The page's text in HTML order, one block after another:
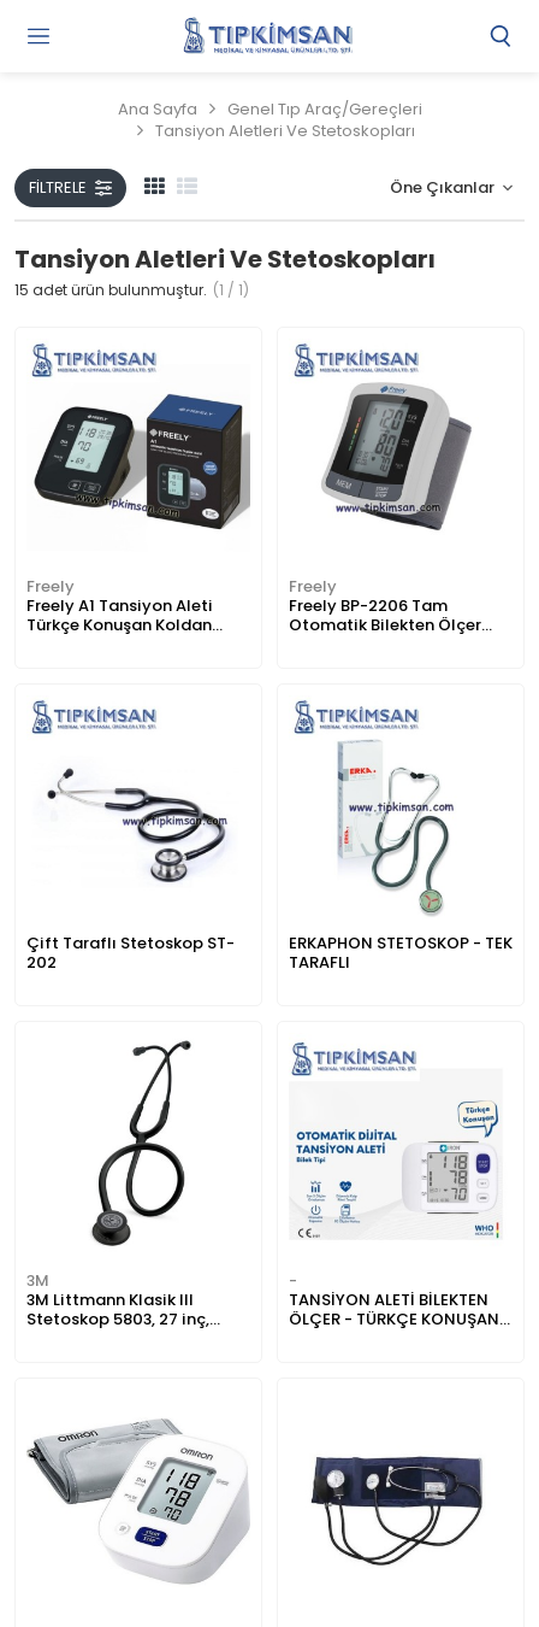
Ana Sayfa
Genel Tıp Araç/Gereçleri
Tansiyon Aletleri Ve Stetoskopları
FILTRELE
Tansiyon Aletleri Ve Stetoskopları
15 adet ürün bulunmuştur. (1 / 1)
Freely
Freely A1 Tansiyon Aleti
Türkçe Konuşan Koldan
Freely
Freely BP-2206 Tam
Otomatik Bilekten Ölçer
Çift Taraflı Stetoskop ST-
202
ERKAPHON STETOSKOP - TEK
TARAFLI
3M
3M Littmann Klasik III
Stetoskop 5803, 27 inç,
-
TANSİYON ALETİ BİLEKTEN
ÖLÇER - TÜRKÇE KONUŞAN -